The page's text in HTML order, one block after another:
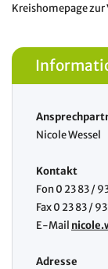
Kreishomepage
Nicole Wessel
Kontakt
Fon 0 23 83 /
Fax 0 23 83 /
E-Mail
Adresse